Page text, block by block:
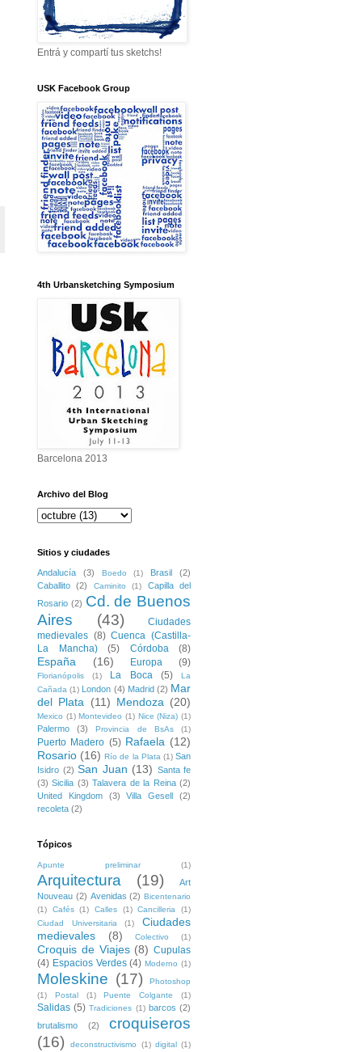
Entrá y compartí tus sketchs!
USK Facebook Group
4th Urbansketching Symposium
Barcelona 2013
Archivo del Blog
Sitios y ciudades
Andalucía (3) Boedo (1) Brasil
(2)
Caballito
(2) Caminito (1)
Capilla del
Rosario (2) Cd. de Buenos
Aires
(43)
Ciudades
medievales (8) Cuenca (Castilla-
La Mancha)
(5) Córdoba (8)
España (16) Europa (9)
Florianópolis (1) La Boca (5)
La
Cañada (1) London (4) Madrid (2) Mar
del Plata (11) Mendoza (20)
Mexico (1) Montevideo (1) Nice (Niza) (1)
Palermo (3) Provincia de BsAs (1)
Puerto Madero (5) Rafaela (12)
Rosario (16) Río de la Plata (1) San
Isidro (2) San Juan (13) Santa fe
(3) Sicilia (3) Talavera de la Reina (2)
United Kingdom
(3) Villa Gesell
(2)
recoleta (2)
Tópicos
Apunte preliminar (1)
Arquitectura (19)
Art
Nouveau (2) Avenidas (2) Bicentenario
(1)
Cafés (1) Calles (1) Cancilleria
(1)
Ciudad Universitaria
(1)
Ciudades
medievales
(8) Colectivo (1)
Croquis de Viajes (8) Cupulas
(4) Espacios Verdes (4) Moderno (1)
Moleskine (17)
Photoshop
(1)
Postal (1) Puente Colgante (1)
Salidas (5) Tradiciones (1) barcos (2)
brutalismo
(2)
croquiseros
(16)
deconstructivismo (1) digital
(1)